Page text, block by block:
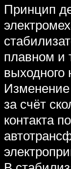
Принцип
плавном и
выходного
за счёт
контакта